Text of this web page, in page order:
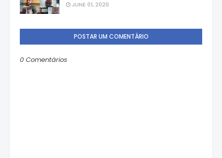
JUNE 01, 2020
POSTAR UM COMENTÁRIO
0 Comentários